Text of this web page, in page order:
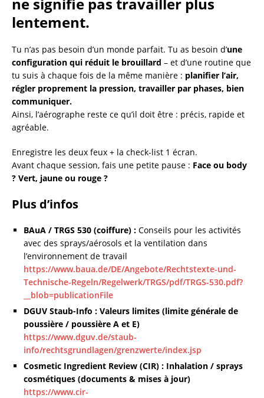
lentement.
Tu n’as pas besoin d’un monde parfait. Tu as besoin d’une
configuration qui réduit le brouillard – et d’une routine que
tu suis à chaque fois de la même manière : planifier l’air,
régler proprement la pression, travailler par phases, bien
communiquer.
Ainsi, l’aérographe reste ce qu’il doit être : précis, rapide et
agréable.
Enregistre les deux feux + la check-list 1 écran.
Avant chaque session, fais une petite pause : Face ou body
? Vert, jaune ou rouge ?
Plus d’infos
BAuA / TRGS 530 (coiffure) : Conseils pour les activités
avec des sprays/aérosols et la ventilation dans
l’environnement de travail
https://www.baua.de/DE/Angebote/Rechtstexte-und-
Technische-Regeln/Regelwerk/TRGS/pdf/TRGS-530.pdf?
__blob=publicationFile
DGUV Staub-Info : Valeurs limites (limite générale de
poussière / poussière A et E)
https://www.dguv.de/staub-
info/rechtsgrundlagen/grenzwerte/index.jsp
Cosmetic Ingredient Review (CIR) : Inhalation / sprays
cosmétiques (documents & mises à jour)
https://www.cir-